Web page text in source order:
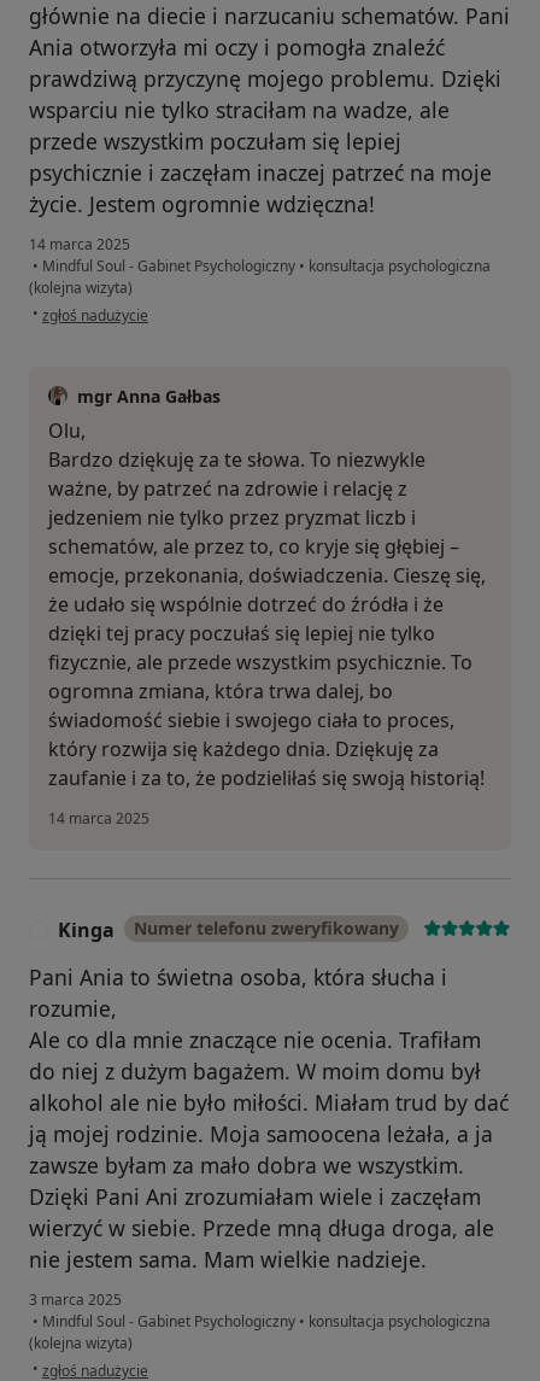
głównie na diecie i narzucaniu schematów. Pani
Ania otworzyła mi oczy i pomogła znaleźć
prawdziwą przyczynę mojego problemu. Dzięki
wsparciu nie tylko straciłam na wadze, ale
przede wszystkim poczułam się lepiej
psychicznie i zaczęłam inaczej patrzeć na moje
życie. Jestem ogromnie wdzięczna!
14 marca 2025
• Mindful Soul - Gabinet Psychologiczny • konsultacja psychologiczna
(kolejna wizyta)
• w opinii użytkownika Ola
zgłoś nadużycie
mgr Anna Gałbas
Olu,
Bardzo dziękuję za te słowa. To niezwykle
ważne, by patrzeć na zdrowie i relację z
jedzeniem nie tylko przez pryzmat liczb i
schematów, ale przez to, co kryje się głębiej –
emocje, przekonania, doświadczenia. Cieszę się,
że udało się wspólnie dotrzeć do źródła i że
dzięki tej pracy poczułaś się lepiej nie tylko
fizycznie, ale przede wszystkim psychicznie. To
ogromna zmiana, która trwa dalej, bo
świadomość siebie i swojego ciała to proces,
który rozwija się każdego dnia. Dziękuję za
zaufanie i za to, że podzieliłaś się swoją historią!
14 marca 2025
Kinga Numer telefonu zweryfikowany
Pani Ania to świetna osoba, która słucha i
rozumie,
Ale co dla mnie znaczące nie ocenia. Trafiłam
do niej z dużym bagażem. W moim domu był
alkohol ale nie było miłości. Miałam trud by dać
ją mojej rodzinie. Moja samoocena leżała, a ja
zawsze byłam za mało dobra we wszystkim.
Dzięki Pani Ani zrozumiałam wiele i zaczęłam
wierzyć w siebie. Przede mną długa droga, ale
nie jestem sama. Mam wielkie nadzieje.
3 marca 2025
• Mindful Soul - Gabinet Psychologiczny • konsultacja psychologiczna
(kolejna wizyta)
• w opinii użytkownika Kinga
zgłoś nadużycie